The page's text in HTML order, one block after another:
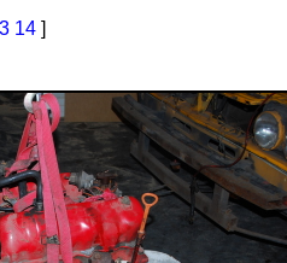
14 ]